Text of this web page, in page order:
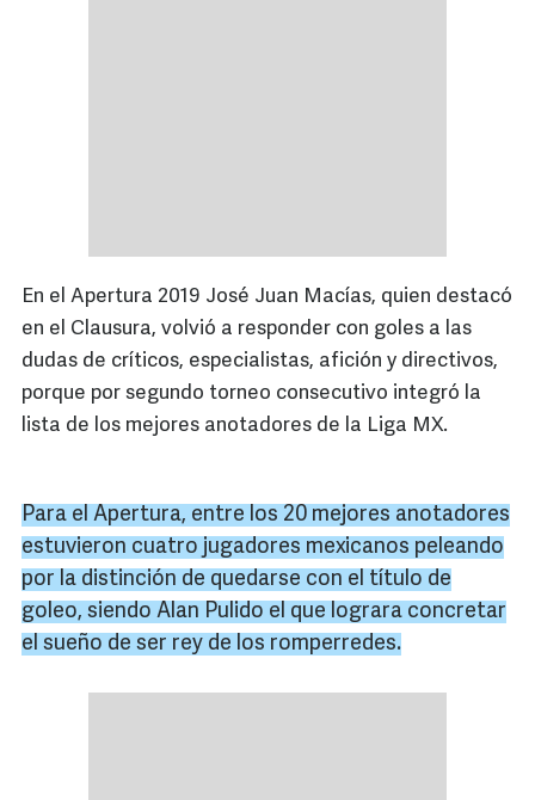
En el Apertura 2019 José Juan Macías, quien destacó
en el Clausura, volvió a responder con goles a las
dudas de críticos, especialistas, afición y directivos,
porque por segundo torneo consecutivo integró la
lista de los mejores anotadores de la Liga MX.
Para el Apertura, entre los 20 mejores anotadores
estuvieron cuatro jugadores mexicanos peleando
por la distinción de quedarse con el título de
goleo, siendo Alan Pulido el que lograra concretar
el sueño de ser rey de los romperredes.